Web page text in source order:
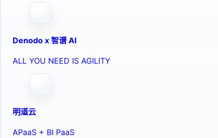
Denodo x 智谱 AI
ALL YOU NEED IS AGILITY
明道云
APaaS + BI PaaS